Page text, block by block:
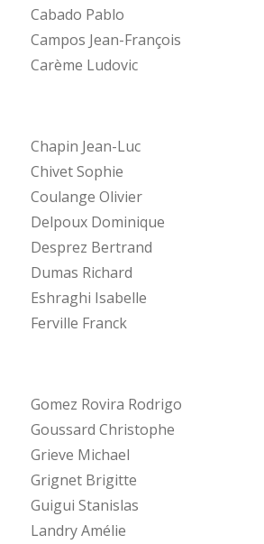
Cabado Pablo
Campos Jean-François
Carème Ludovic
Chapin Jean-Luc
Chivet Sophie
Coulange Olivier
Delpoux Dominique
Desprez Bertrand
Dumas Richard
Eshraghi Isabelle
Ferville Franck
Gomez Rovira Rodrigo
Goussard Christophe
Grieve Michael
Grignet Brigitte
Guigui Stanislas
Landry Amélie